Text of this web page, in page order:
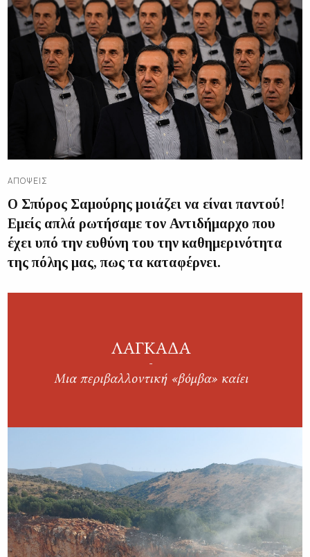
ΑΠΌΨΕΙΣ
Ο Σπύρος Σαμούρης μοιάζει να είναι παντού!
Εμείς απλά ρωτήσαμε τον Αντιδήμαρχο που
έχει υπό την ευθύνη του την καθημερινότητα
της πόλης μας, πως τα καταφέρνει.